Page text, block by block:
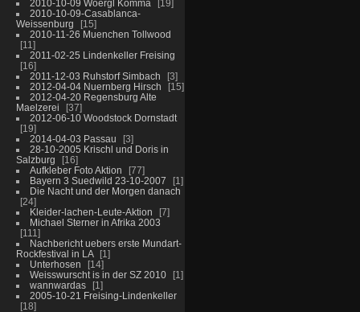
2010-10-09 Woergl Komma
19
2010-10-09-Casablanca-
Weissenburg
15
2010-11-26 Muenchen Tollwood
11
2011-02-25 Lindenkeller Freising
16
2011-12-03 Ruhstorf Simbach
3
2012-04-04 Nuernberg Hirsch
15
2012-04-20 Regensburg Alte
Maelzerei
37
2012-06-10 Woodstock Dornstadt
19
2014-04-03 Passau
3
28-10-2005 Krischl und Doris in
Salzburg
16
Aufkleber Foto Aktion
77
Bayern 3 Suedwild 23-10-2007
1
Die Nacht und der Morgen danach
24
Kleider-lachen-Leute-Aktion
7
Michael Sterner in Afrika 2003
111
Nachbericht uebers erste Mundart-
Rockfestival in LA
1
Unterhosen
14
Weisswurscht is in der SZ 2010
1
wannwardas
1
2005-10-21 Freising-Lindenkeller
18